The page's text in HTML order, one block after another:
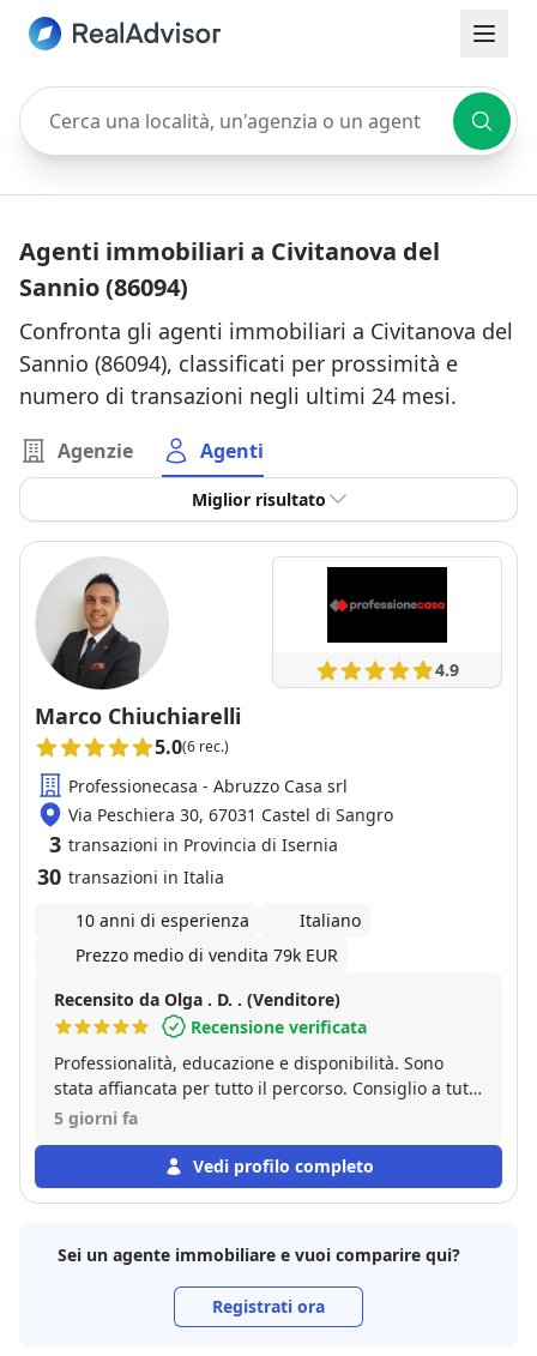
Cerca una località, un'agenzia o un agente
Agenti immobiliari a Civitanova del
Sannio (86094)
Confronta gli agenti immobiliari a Civitanova del
Sannio (86094), classificati per prossimità e
numero di transazioni negli ultimi 24 mesi.
Agenzie Agenti
Miglior risultato
4.9
Marco Chiuchiarelli
5.0(6 rec.)
Professionecasa - Abruzzo Casa srl
Via Peschiera 30, 67031 Castel di Sangro
3 transazioni in Provincia di Isernia
30 transazioni in Italia
10 anni di esperienza
Italiano
Prezzo medio di vendita 79k EUR
Recensito da Olga . D. . (Venditore)
Recensione verificata
Professionalità, educazione e disponibilità. Sono
stata affiancata per tutto il percorso. Consiglio a tutti
questa agenzia.
5 giorni fa
Vedi profilo completo
Sei un agente immobiliare e vuoi comparire qui?
Registrati ora